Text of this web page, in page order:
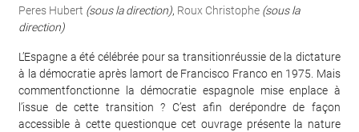
Peres Hubert (sous la direction), Roux Christophe (sous la
direction)
L’Espagne a été célébrée pour sa transitionréussie de la dictature
à la démocratie après lamort de Francisco Franco en 1975. Mais
commentfonctionne la démocratie espagnole mise enplace à
l’issue de cette transition ? C’est afin derépondre de façon
accessible à cette questionque cet ouvrage présente la nature